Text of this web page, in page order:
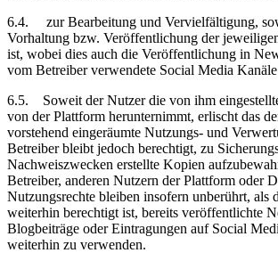
6.4.
zur Bearbeitung und Vervielfältigung,
Vorhaltung bzw. Veröffentlichung der
ist, wobei dies auch die Veröffentlichung in
vom Betreiber verwendete Social Media Kanäle
6.5.
Soweit der Nutzer die von ihm
von der Plattform herunternimmt, erlischt das
vorstehend eingeräumte Nutzungs- und
Betreiber bleibt jedoch berechtigt, zu
Nachweiszwecken erstellte Kopien
Betreiber, anderen Nutzern der Plattform oder
Nutzungsrechte bleiben insofern unberührt, als
weiterhin berechtigt ist, bereits veröffentlichte
Blogbeiträge oder Eintragungen auf Social
weiterhin zu verwenden.